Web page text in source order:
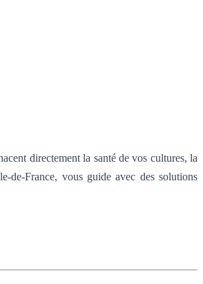
directement la santé de vos cultures, la
de-France, vous guide avec des solutions